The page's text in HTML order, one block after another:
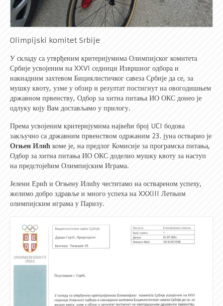
Olimpijski komitet Srbije
У складу са утврђеним критеријумима Олимпијског комитета
Србије усвојеним на XXVI седници Извршног одбора и
накнадним захтевом Бициклистичког савеза Србије да се, за
мушку квоту, узме у обзир и резултат постигнут на овогодишњем
државном првенству, Одбор за хитна питања ИО ОКС донео је
одлуку коју Вам достављамо у прилогу.
Према усвојеним критеријумима највећи број UCI бодова
закључно са државним првенством одржаним 23. јуна остварио је
Огњен Илић коме је, на предлог Комисије за програмска питања,
Одбор за хитна питања ИО ОКС доделио мушку квоту за наступ
на предстојећим Олимпијским Играма.
Јелени Ерић и Огњену Илићу честитамо на оствареном успеху,
желимо добро здравље и много успеха на XXXIII Летњим
олимпијским играма у Паризу.